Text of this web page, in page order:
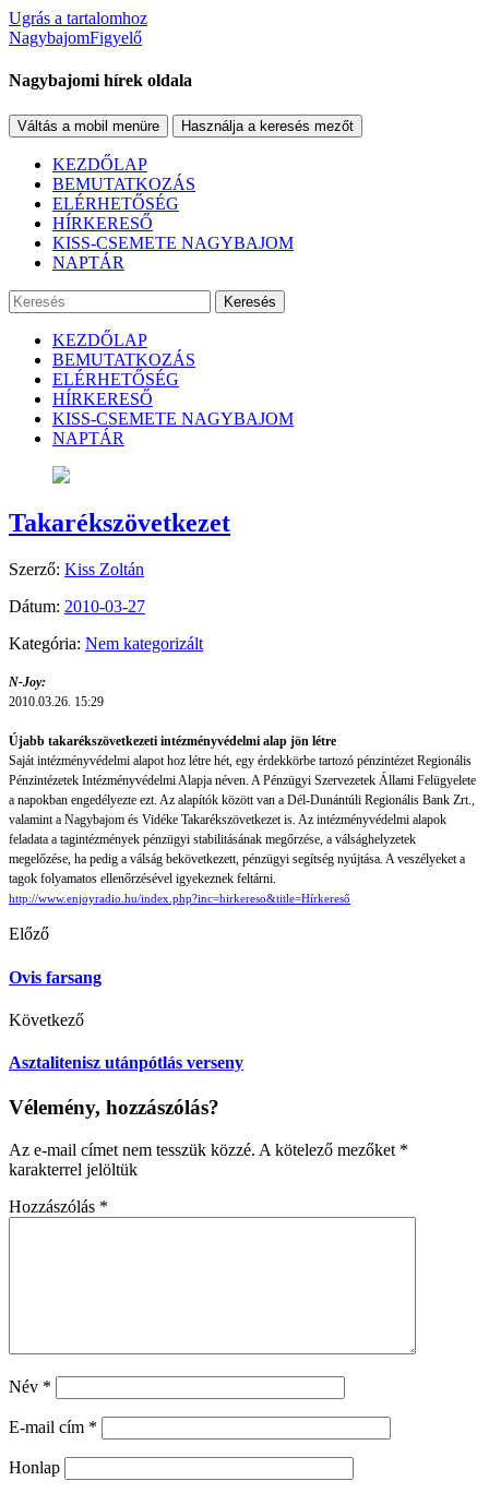
Ugrás a tartalomhoz
NagybajomFigyelő
Nagybajomi hírek oldala
Váltás a mobil menüre Használja a keresés mezőt
KEZDŐLAP
BEMUTATKOZÁS
ELÉRHETŐSÉG
HÍRKERESŐ
KISS-CSEMETE NAGYBAJOM
NAPTÁR
Keresés
KEZDŐLAP
BEMUTATKOZÁS
ELÉRHETŐSÉG
HÍRKERESŐ
KISS-CSEMETE NAGYBAJOM
NAPTÁR
Takarékszövetkezet
Szerző: Kiss Zoltán
Dátum: 2010-03-27
Kategória: Nem kategorizált
N-Joy:
2010.03.26. 15:29
Újabb takarékszövetkezeti intézményvédelmi alap jön létre
Saját intézményvédelmi alapot hoz létre hét, egy érdekkörbe tartozó pénzintézet Regionális
Pénzintézetek Intézményvédelmi Alapja néven. A Pénzügyi Szervezetek Állami Felügyelete
a napokban engedélyezte ezt. Az alapítók között van a Dél-Dunántúli Regionális Bank Zrt.,
valamint a Nagybajom és Vidéke Takarékszövetkezet is. Az intézményvédelmi alapok
feladata a tagintézmények pénzügyi stabilitásának megőrzése, a válsághelyzetek
megelőzése, ha pedig a válság bekövetkezett, pénzügyi segítség nyújtása. A veszélyeket a
tagok folyamatos ellenőrzésével igyekeznek feltárni.
http://www.enjoyradio.hu/index.php?inc=hirkereso&title=Hírkereső
Előző
Ovis farsang
Következő
Asztalitenisz utánpótlás verseny
Vélemény, hozzászólás?
Az e-mail címet nem tesszük közzé. A kötelező mezőket *
karakterrel jelöltük
Hozzászólás *
Név *
E-mail cím *
Honlap